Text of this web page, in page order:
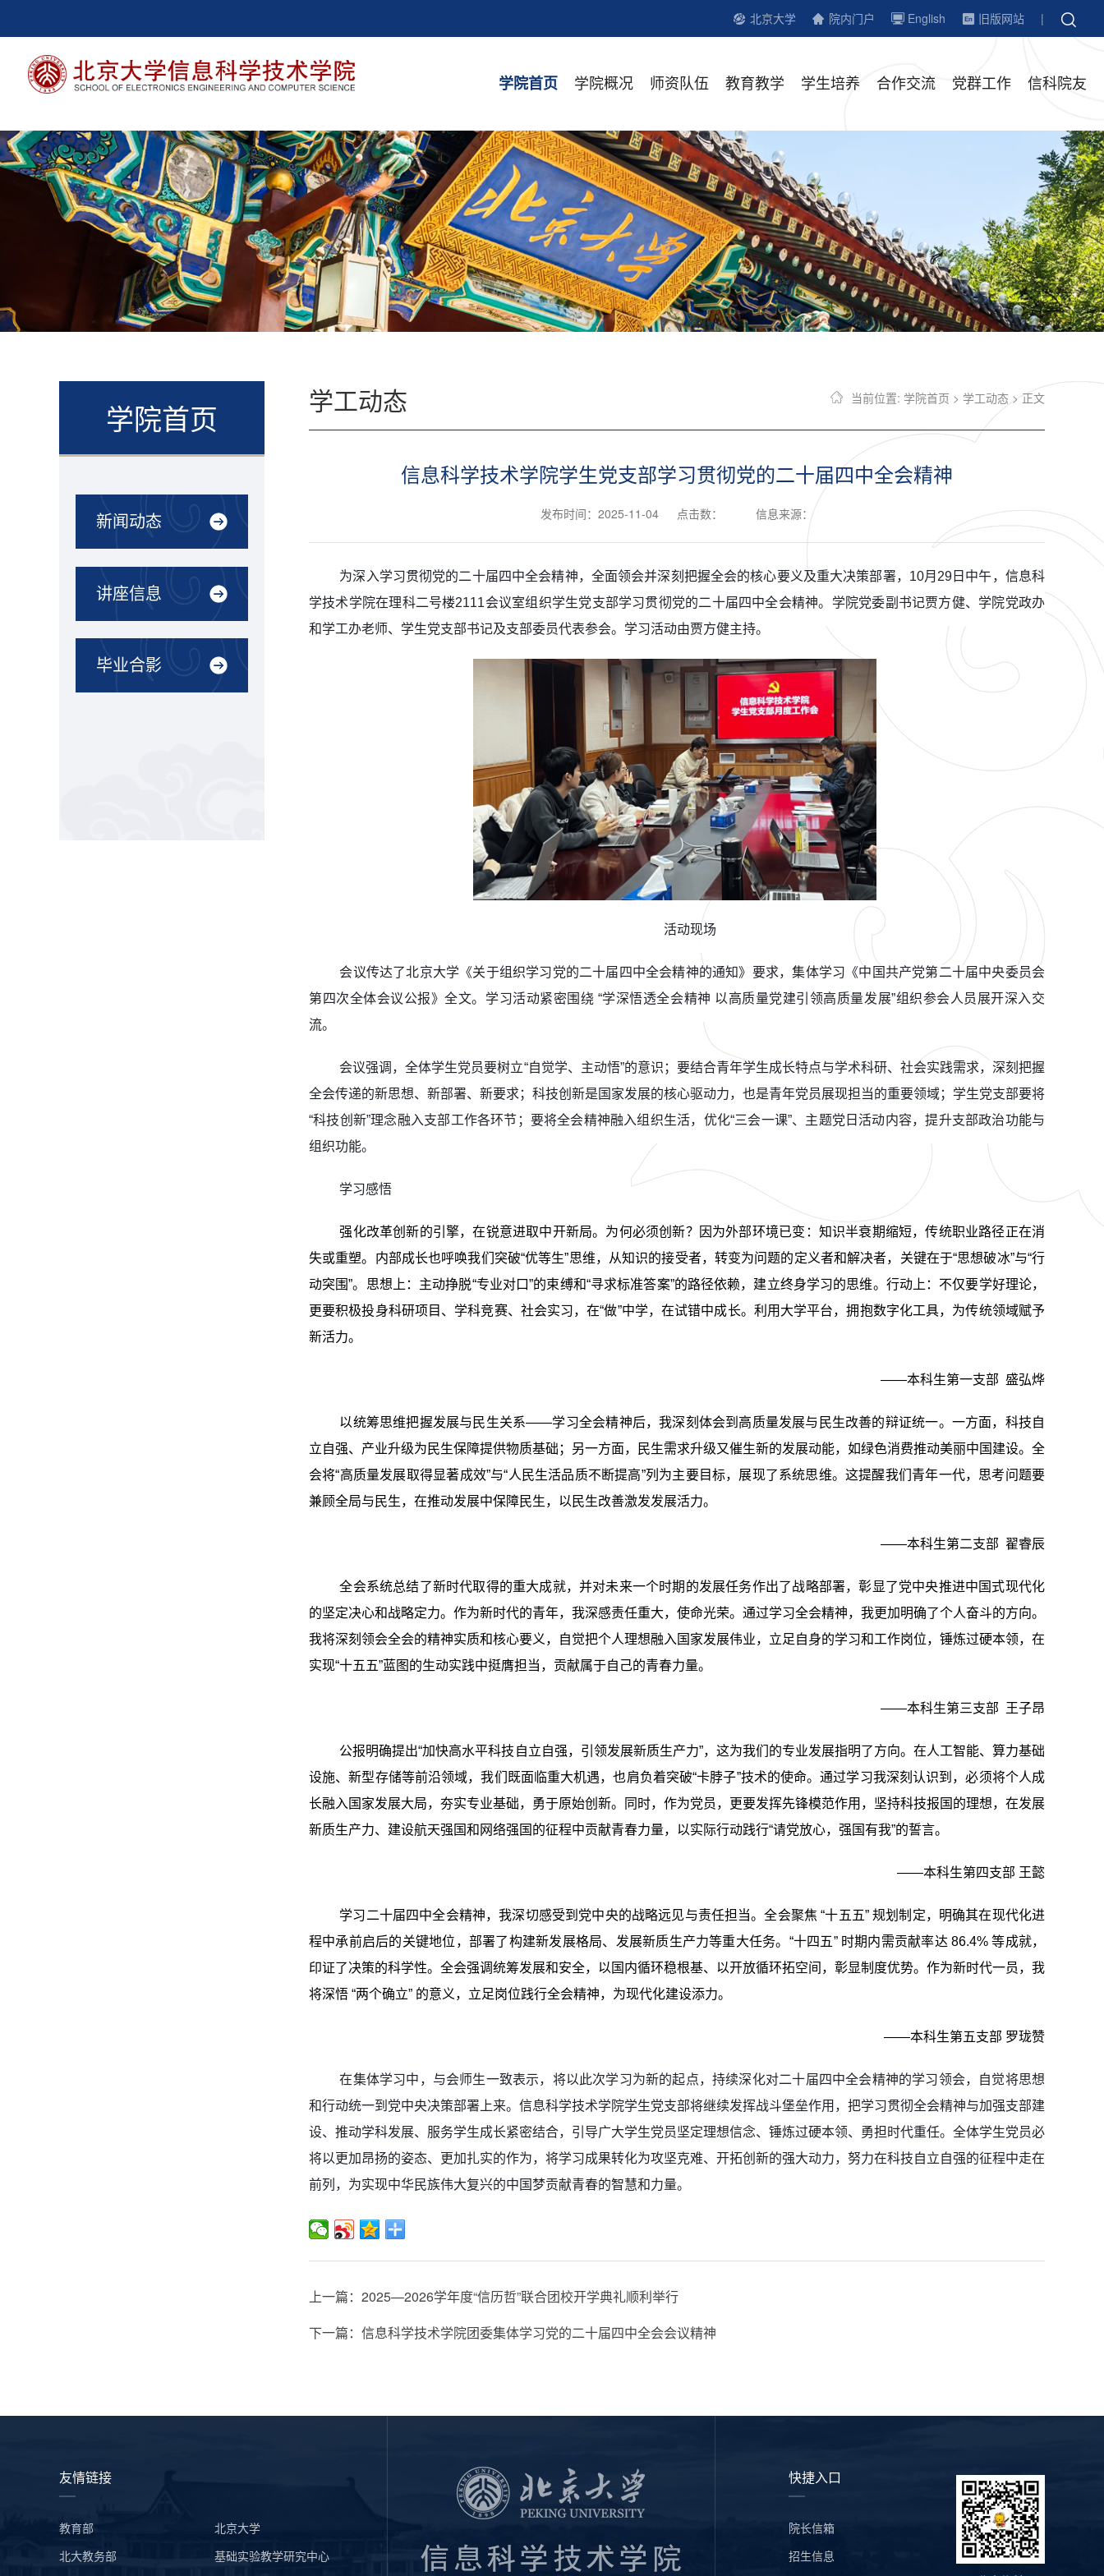
北京大学 院内门户 English 旧版网站 |
学院首页 学院概况 师资队伍 教育教学 学生培养 合作交流 党群工作 信科院友
学院首页
新闻动态
讲座信息
毕业合影
学工动态 当前位置: 学院首页 > 学工动态 > 正文
信息科学技术学院学生党支部学习贯彻党的二十届四中全会精神
发布时间：2025-11-04 点击数： 信息来源：
为深入学习贯彻党的二十届四中全会精神，全面领会并深刻把握全会的核心要义及重大决策部署，10月29日中午，信息科
学技术学院在理科二号楼2111会议室组织学生党支部学习贯彻党的二十届四中全会精神。学院党委副书记贾方健、学院党政办
和学工办老师、学生党支部书记及支部委员代表参会。学习活动由贾方健主持。
活动现场
会议传达了北京大学《关于组织学习党的二十届四中全会精神的通知》要求，集体学习《中国共产党第二十届中央委员会
第四次全体会议公报》全文。学习活动紧密围绕 “学深悟透全会精神 以高质量党建引领高质量发展”组织参会人员展开深入交
流。
会议强调，全体学生党员要树立“自觉学、主动悟”的意识；要结合青年学生成长特点与学术科研、社会实践需求，深刻把握
全会传递的新思想、新部署、新要求；科技创新是国家发展的核心驱动力，也是青年党员展现担当的重要领域；学生党支部要将
“科技创新”理念融入支部工作各环节；要将全会精神融入组织生活，优化“三会一课”、主题党日活动内容，提升支部政治功能与
组织功能。
学习感悟
强化改革创新的引擎，在锐意进取中开新局。为何必须创新？因为外部环境已变：知识半衰期缩短，传统职业路径正在消
失或重塑。内部成长也呼唤我们突破“优等生”思维，从知识的接受者，转变为问题的定义者和解决者，关键在于“思想破冰”与“行
动突围”。思想上：主动挣脱“专业对口”的束缚和“寻求标准答案”的路径依赖，建立终身学习的思维。行动上：不仅要学好理论，
更要积极投身科研项目、学科竞赛、社会实习，在“做”中学，在试错中成长。利用大学平台，拥抱数字化工具，为传统领域赋予
新活力。
——本科生第一支部 盛弘烨
以统筹思维把握发展与民生关系——学习全会精神后，我深刻体会到高质量发展与民生改善的辩证统一。一方面，科技自
立自强、产业升级为民生保障提供物质基础；另一方面，民生需求升级又催生新的发展动能，如绿色消费推动美丽中国建设。全
会将“高质量发展取得显著成效”与“人民生活品质不断提高”列为主要目标，展现了系统思维。这提醒我们青年一代，思考问题要
兼顾全局与民生，在推动发展中保障民生，以民生改善激发发展活力。
——本科生第二支部 翟睿辰
全会系统总结了新时代取得的重大成就，并对未来一个时期的发展任务作出了战略部署，彰显了党中央推进中国式现代化
的坚定决心和战略定力。作为新时代的青年，我深感责任重大，使命光荣。通过学习全会精神，我更加明确了个人奋斗的方向。
我将深刻领会全会的精神实质和核心要义，自觉把个人理想融入国家发展伟业，立足自身的学习和工作岗位，锤炼过硬本领，在
实现“十五五”蓝图的生动实践中挺膺担当，贡献属于自己的青春力量。
——本科生第三支部 王子昂
公报明确提出“加快高水平科技自立自强，引领发展新质生产力”，这为我们的专业发展指明了方向。在人工智能、算力基础
设施、新型存储等前沿领域，我们既面临重大机遇，也肩负着突破“卡脖子”技术的使命。通过学习我深刻认识到，必须将个人成
长融入国家发展大局，夯实专业基础，勇于原始创新。同时，作为党员，更要发挥先锋模范作用，坚持科技报国的理想，在发展
新质生产力、建设航天强国和网络强国的征程中贡献青春力量，以实际行动践行“请党放心，强国有我”的誓言。
——本科生第四支部 王懿
学习二十届四中全会精神，我深切感受到党中央的战略远见与责任担当。全会聚焦 “十五五” 规划制定，明确其在现代化进
程中承前启后的关键地位，部署了构建新发展格局、发展新质生产力等重大任务。“十四五” 时期内需贡献率达 86.4% 等成就，
印证了决策的科学性。全会强调统筹发展和安全，以国内循环稳根基、以开放循环拓空间，彰显制度优势。作为新时代一员，我
将深悟 “两个确立” 的意义，立足岗位践行全会精神，为现代化建设添力。
——本科生第五支部 罗珑赞
在集体学习中，与会师生一致表示，将以此次学习为新的起点，持续深化对二十届四中全会精神的学习领会，自觉将思想
和行动统一到党中央决策部署上来。信息科学技术学院学生党支部将继续发挥战斗堡垒作用，把学习贯彻全会精神与加强支部建
设、推动学科发展、服务学生成长紧密结合，引导广大学生党员坚定理想信念、锤炼过硬本领、勇担时代重任。全体学生党员必
将以更加昂扬的姿态、更加扎实的作为，将学习成果转化为攻坚克难、开拓创新的强大动力，努力在科技自立自强的征程中走在
前列，为实现中华民族伟大复兴的中国梦贡献青春的智慧和力量。
上一篇：2025—2026学年度“信历哲”联合团校开学典礼顺利举行
下一篇：信息科学技术学院团委集体学习党的二十届四中全会会议精神
友情链接
教育部
北京大学
北大教务部
基础实验教学研究中心
快捷入口
院长信箱
招生信息